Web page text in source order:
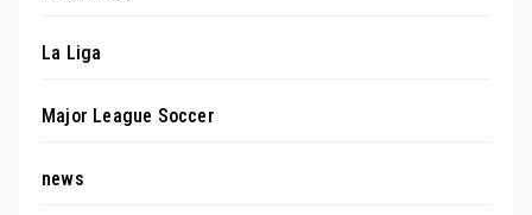
La Liga
Major League Soccer
news